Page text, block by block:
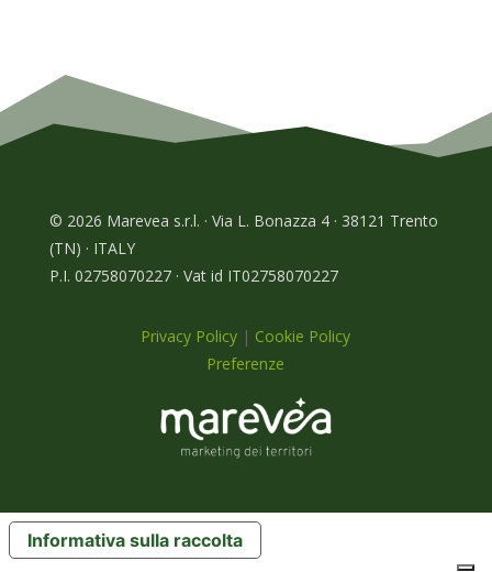
© 2026 Marevea s.r.l. · Via L. Bonazza 4 · 38121 Trento
(TN) · ITALY
P.I. 02758070227 · Vat id IT02758070227
Privacy Policy | Cookie Policy
Preferenze
Informativa sulla raccolta